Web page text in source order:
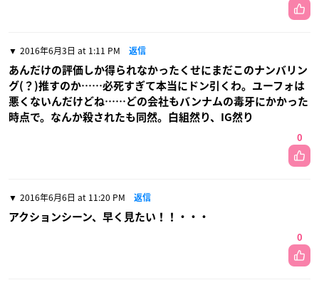
2016年6月3日 at 1:11 PM 返信
あんだけの評価しか得られなかったくせにまだこのナンバリン
グ(？)推すのか……必死すぎて本当にドン引くわ。ユーフォは
悪くないんだけどね……どの会社もバンナムの毒牙にかかった
時点で。なんか殺されたも同然。白組然り、IG然り
0
2016年6月6日 at 11:20 PM 返信
アクションシーン、早く見たい！！・・・
0